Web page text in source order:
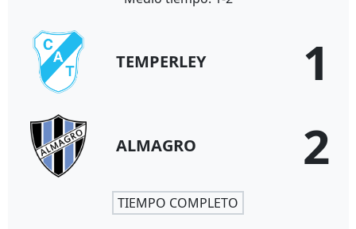
TEMPERLEY 1
ALMAGRO 2
TIEMPO COMPLETO